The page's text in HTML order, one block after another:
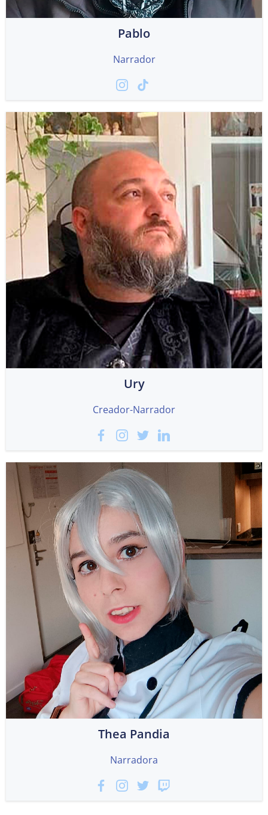
Pablo
Narrador
Ury
Creador-Narrador
Thea Pandia
Narradora